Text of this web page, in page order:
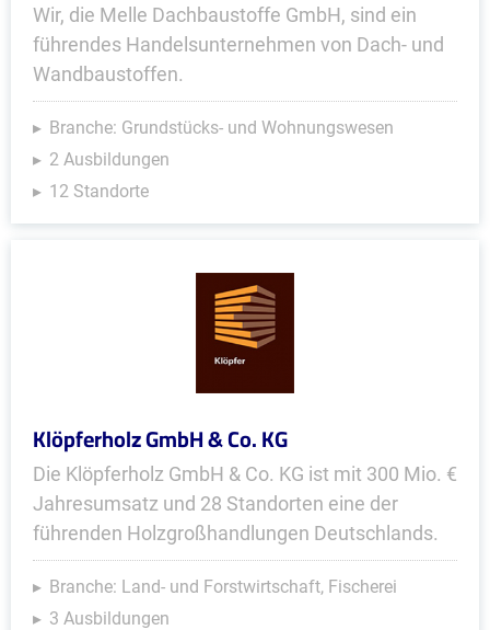
Wir, die Melle Dachbaustoffe GmbH, sind ein
führendes Handels­unter­nehmen von Dach- und
Wandbaustoffen.
Branche: Grundstücks- und Wohnungswesen
2 Ausbildungen
12 Standorte
Klöpferholz GmbH & Co. KG
Die Klöpferholz GmbH & Co. KG ist mit 300 Mio. €
Jahresumsatz und 28 Standorten eine der
führenden Holzgroßhandlungen Deutschlands.
Branche: Land- und Forstwirtschaft, Fischerei
3 Ausbildungen